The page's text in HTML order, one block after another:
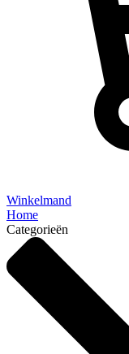
Winkelmand
Home
Categorieën